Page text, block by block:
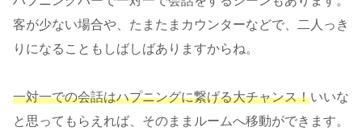
客が少ない場合や、たまたまカウンターなどで、二人っき
りになることもしばしばありますからね。
一対一での会話はハプニングに繋げる大チャンス！いいな
と思ってもらえれば、そのままルームへ移動ができます。